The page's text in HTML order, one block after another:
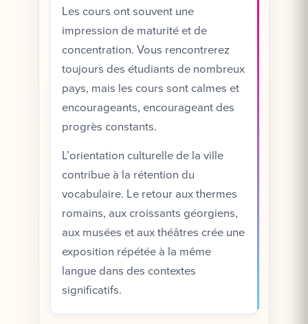
Les cours ont souvent une
impression de maturité et de
concentration. Vous rencontrerez
toujours des étudiants de nombreux
pays, mais les cours sont calmes et
encourageants, encourageant des
progrès constants.
L’orientation culturelle de la ville
contribue à la rétention du
vocabulaire. Le retour aux thermes
romains, aux croissants géorgiens,
aux musées et aux théâtres crée une
exposition répétée à la même
langue dans des contextes
significatifs.